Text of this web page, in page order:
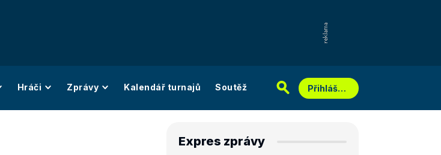
Hráči Zprávy Kalendář turnajů Soutěž Přihlášení
Expres zprávy